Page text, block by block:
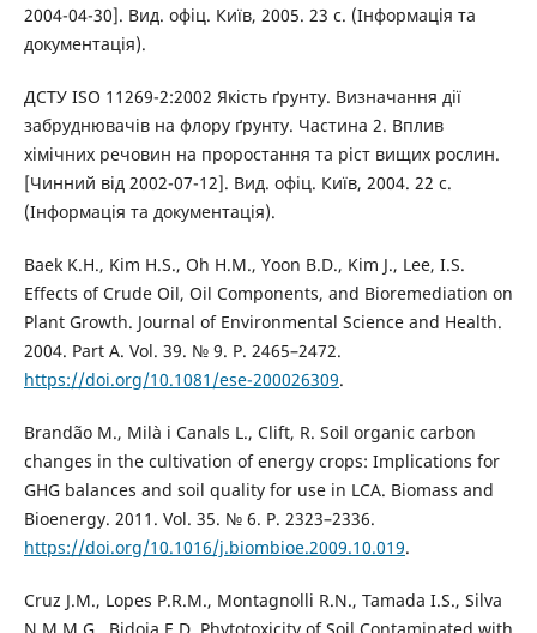
2004-04-30]. Вид. офіц. Київ, 2005. 23 с. (Інформація та
документація).
ДСТУ ISO 11269-2:2002 Якість ґрунту. Визначання дії
забруднювачів на флору ґрунту. Частина 2. Вплив
хімічних речовин на проростання та ріст вищих рослин.
[Чинний від 2002-07-12]. Вид. офіц. Київ, 2004. 22 с.
(Інформація та документація).
Baek K.H., Kim H.S., Oh H.M., Yoon B.D., Kim J., Lee, I.S.
Effects of Crude Oil, Oil Components, and Bioremediation on
Plant Growth. Journal of Environmental Science and Health.
2004. Part A. Vol. 39. № 9. P. 2465–2472.
https://doi.org/10.1081/ese-200026309.
Brandão M., Milà i Canals L., Clift, R. Soil organic carbon
changes in the cultivation of energy crops: Implications for
GHG balances and soil quality for use in LCA. Biomass and
Bioenergy. 2011. Vol. 35. № 6. Р. 2323–2336.
https://doi.org/10.1016/j.biombioe.2009.10.019.
Cruz J.M., Lopes P.R.M., Montagnolli R.N., Tamada I.S., Silva